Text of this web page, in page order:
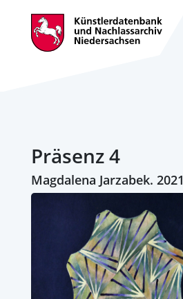
Präsenz 4
Magdalena Jarzabek. 2021